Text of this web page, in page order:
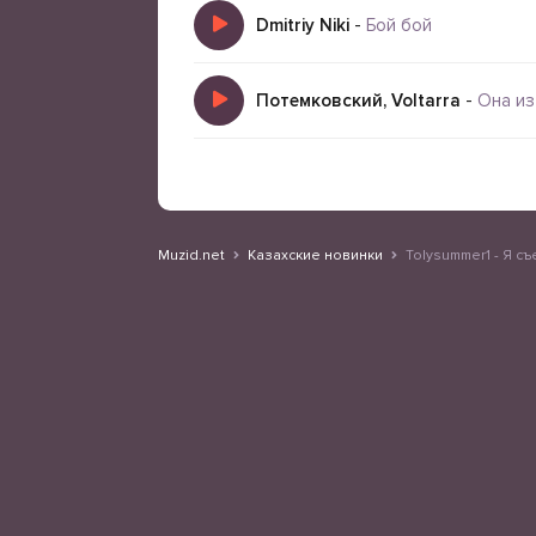
Dmitriy Niki - Бой бой
Потемковский, Voltarra - Она
Muzid.net Казахские новинки Tolysummer1 - Я